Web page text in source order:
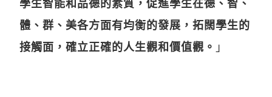
學生智能和品德的素質，促進學生在德、智、
體、群、美各方面有均衡的發展，拓闊學生的
接觸面，確立正確的人生觀和價值觀。 」